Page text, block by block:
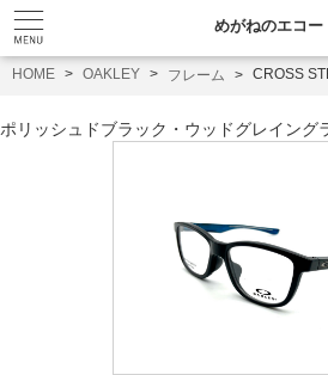
めがねのエコー
HOME OAKLEY フレーム CROSS
ポリッシュドブラック・ウッドグレイング